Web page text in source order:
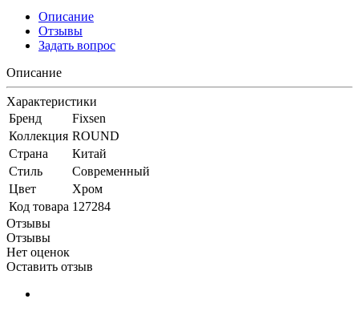
Описание
Отзывы
Задать вопрос
Описание
Характеристики
Бренд
Fixsen
Коллекция ROUND
Страна
Китай
Стиль
Современный
Цвет
Хром
Код товара 127284
Отзывы
Отзывы
Нет оценок
Оставить отзыв